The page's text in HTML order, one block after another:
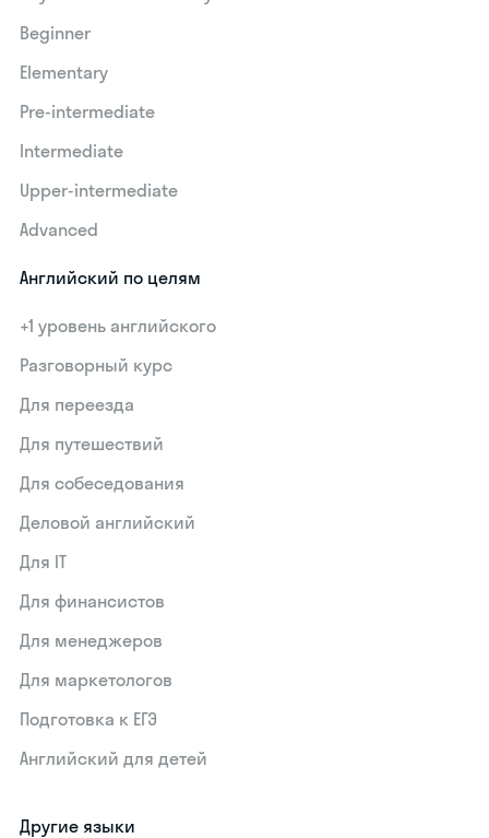
Beginner
Elementary
Pre-intermediate
Intermediate
Upper-intermediate
Advanced
Английский по целям
+1 уровень английского
Разговорный курс
Для переезда
Для путешествий
Для собеседования
Деловой английский
Для IT
Для финансистов
Для менеджеров
Для маркетологов
Подготовка к ЕГЭ
Английский для детей
Другие языки